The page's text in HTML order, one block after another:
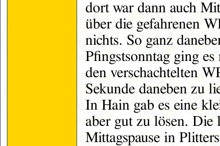
dort war dann auch
über die gefahrenen
nichts. So ganz
Pfingstsonntag ging
den verschachtelten
Sekunde daneben zu
In Hain gab es eine
aber gut zu lösen. Die
Mittagspause in